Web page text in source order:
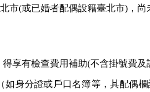
市(或已婚者配偶設籍臺北市)，
享有檢查費用補助(不含掛號費及
身分證或戶口名簿等，其配偶